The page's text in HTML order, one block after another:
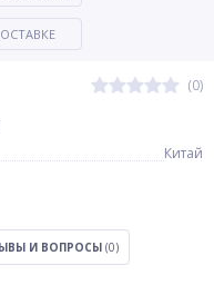
(0)
Китай
И ВОПРОСЫ (0)